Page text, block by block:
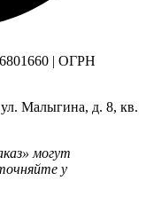
| ОГРН
Малыгина, д. 8, кв.
могут
у